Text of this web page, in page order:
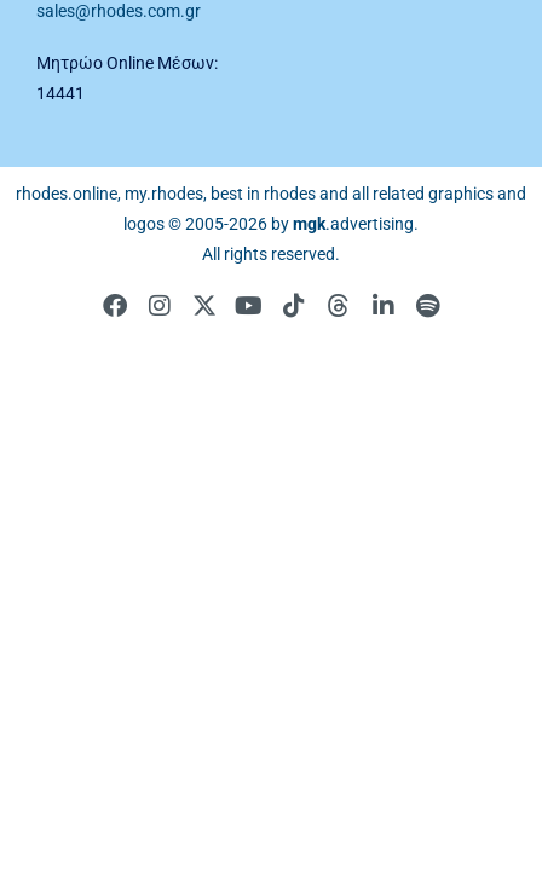
sales@rhodes.com.gr
Μητρώο Online Μέσων:
14441
rhodes.online, my.rhodes, best in rhodes and all related graphics and
logos © 2005-2026 bymgk.advertising.
All rights reserved.